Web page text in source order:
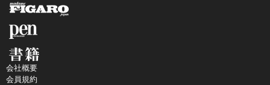
会社概要
会員規約